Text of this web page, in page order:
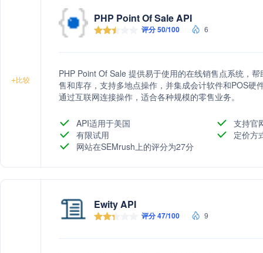
+比较
PHP Point Of Sale API
评分 50/100 6
PHP Point Of Sale 提供易于使用的在线销售点系统，
售和库存，支持多地点操作，并集成会计软件和POS硬
通过互联网连接操作，适合各种规模的零售业务。
API适用于美国
支持官
有限试用
定价方
网站在SEMrush上的评分为27分
Ewity API
评分 47/100 9